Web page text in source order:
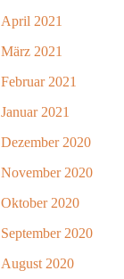
April 2021
März 2021
Februar 2021
Januar 2021
Dezember 2020
November 2020
Oktober 2020
September 2020
August 2020